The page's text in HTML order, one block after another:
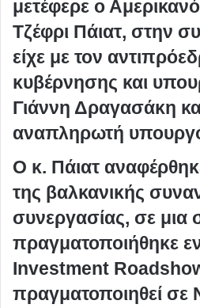
μετέφερε ο
Τζέφρι Πάιατ, στην
είχε με τον
κυβέρνησης και
Γιάννη Δραγασάκη
αναπληρωτή
Ο κ. Πάιατ
της βαλκανικής
συνεργασίας, σε
πραγματοποιήθηκε
Investment
πραγματοποιηθεί σε